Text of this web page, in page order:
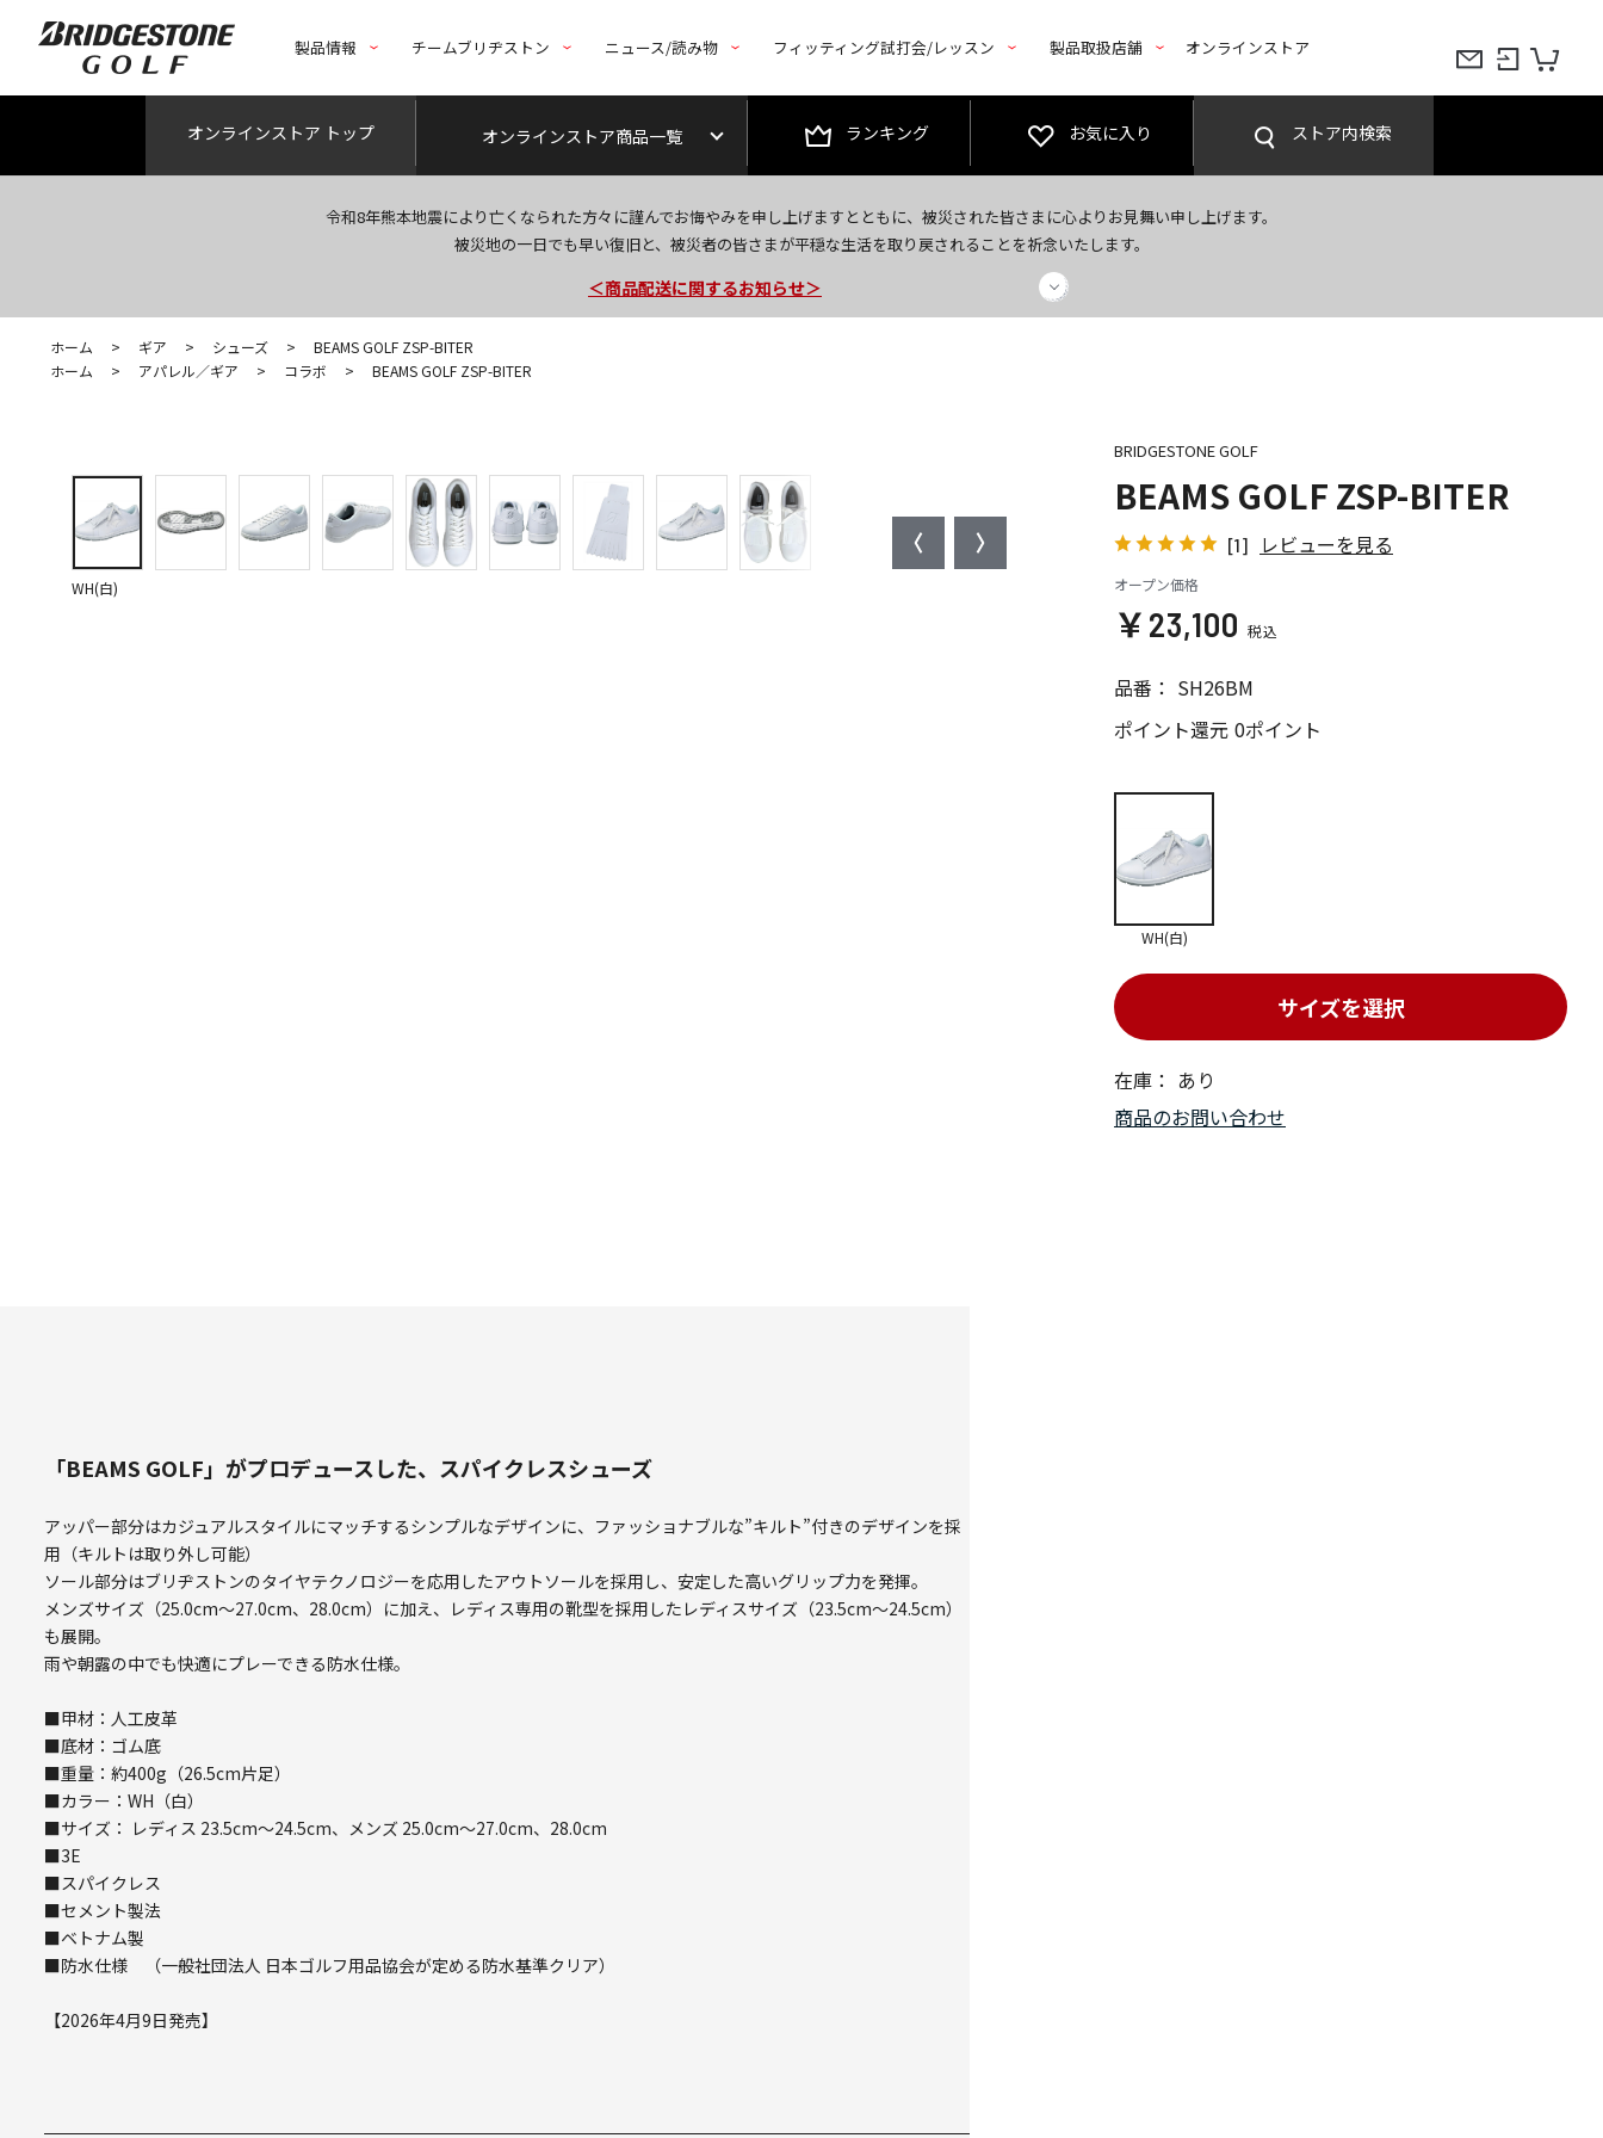
製品情報 チームブリヂストン ニュース/読み物 フィッティング試打会/レッスン 製品取扱店舗 オンラインストア
オンラインストア トップ オンラインストア商品一覧 ランキング お気に入り ストア内検索
令和8年熊本地震により亡くなられた方々に謹んでお悔やみを申し上げますとともに、被災された皆さまに心よりお見舞い申し上げます。
被災地の一日でも早い復旧と、被災者の皆さまが平穏な生活を取り戻されることを祈念いたします。
今なら新規会員登録で1,000円OFFクーポンプレゼント！
＜商品配送に関するお知らせ＞
＜夏季休暇中のご注文・発送・お問い合わせ＞
ホーム > ギア > シューズ >
BEAMS GOLF ZSP-BITER
ホーム
> アパレル／ギア > コラボ > BEAMS GOLF ZSP-BITER
WH(白)
BRIDGESTONE GOLF
BEAMS GOLF ZSP-BITER
[1] レビューを見る
オープン価格
￥23,100
品番： SH26BM
ポイント還元 0ポイント
在庫： あり
サイズを選択
WH(白)
商品のお問い合わせ
「BEAMS GOLF」がプロデュースした、スパイクレスシューズ
アッパー部分はカジュアルスタイルにマッチするシンプルなデザインに、ファッショナブルな”キルト”付きのデザインを採
用（キルトは取り外し可能）
ソール部分はブリヂストンのタイヤテクノロジーを応用したアウトソールを採用し、安定した高いグリップ力を発揮。
メンズサイズ（25.0cm～27.0cm、28.0cm）に加え、レディス専用の靴型を採用したレディスサイズ（23.5cm～24.5cm）
も展開。
雨や朝露の中でも快適にプレーできる防水仕様。
■甲材：人工皮革
■底材：ゴム底
■重量：約400g（26.5cm片足）
■カラー：WH（白）
■サイズ： レディス 23.5cm～24.5cm、メンズ 25.0cm～27.0cm、28.0cm
■3E
■スパイクレス
■セメント製法
■ベトナム製
■防水仕様 （一般社団法人 日本ゴルフ用品協会が定める防水基準クリア）
【2026年4月9日発売】